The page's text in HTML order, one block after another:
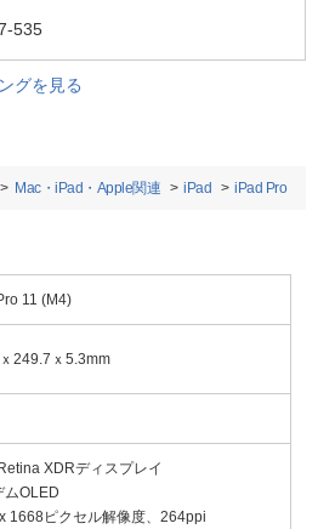
535
グを見る
Mac・iPad・Apple関連 iPad iPad Pro
11 (M4)
249.7ｘ5.3mm
XDRディスプレイ
ムOLED
1668ピクセル解像度、264ppi